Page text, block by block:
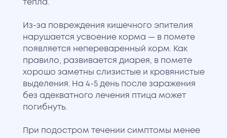
тепла.
Из-за повреждения кишечного эпителия
нарушается усвоение корма — в помете
появляется непереваренный корм. Как
правило, развивается диарея, в помете
хорошо заметны слизистые и кровянистые
выделения. На 4-5 день после заражения
без адекватного лечения птица может
погибнуть.
При подостром течении симптомы менее